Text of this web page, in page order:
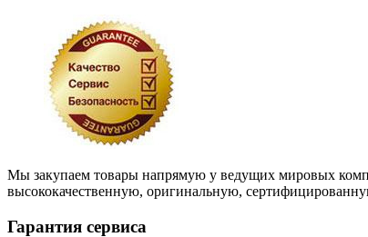
Мы закупаем товары напрямую у ведущих мировых
высококачественную, оригинальную,
Гарантия сервиса